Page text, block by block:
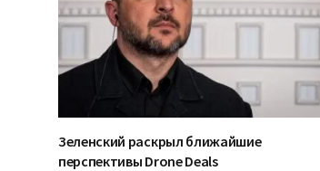
Зеленский раскрыл ближайшие
перспективы Drone Deals